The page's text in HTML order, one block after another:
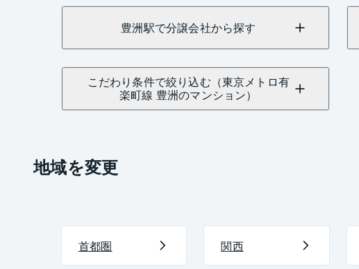
豊洲駅で分譲会社から探す
こだわり条件で絞り込む（東京メトロ有
楽町線 豊洲のマンション）
地域を変更
首都圏 関西